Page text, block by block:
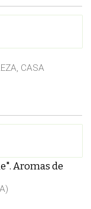
CASA
Aromas de